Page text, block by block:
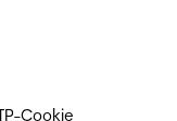
Cookie